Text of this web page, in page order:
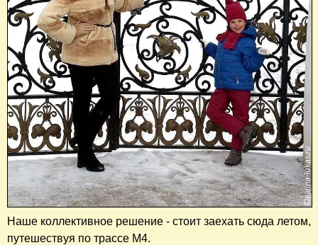
Наше коллективное решение - стоит заехать сюда летом,
путешествуя по трассе М4.